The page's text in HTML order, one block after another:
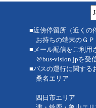
■近傍停留所（近くの
お持ちの端末のＧＰ
■メール配信をご利用
＠bus-vision.jpを受
■バスの運行に関する
桑名エリア ：
：八風バ
四日市エリア ：